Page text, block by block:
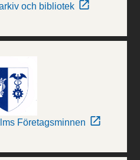
och bibliotek
Företagsminnen